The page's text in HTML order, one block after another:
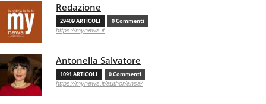
Redazione
29409 ARTICOLI 0 Commenti
https://mynews.it
Antonella Salvatore
1091 ARTICOLI 0 Commenti
https://mynews.it/author/ansa/